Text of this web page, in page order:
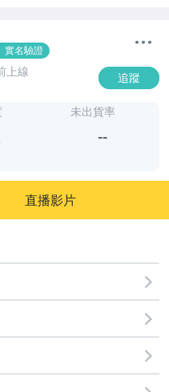
實名驗證
上線 追蹤
未出貨率
--
直播影片